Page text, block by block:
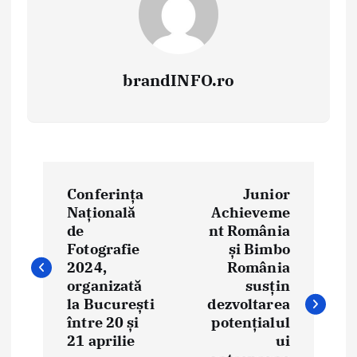
brandINFO.ro
i
Conferința
Națională
de
Fotografie
2024,
organizată
la București
între 20 și
21 aprilie
Junior
Achieveme
nt România
și Bimbo
România
susțin
dezvoltarea
potențialul
ui